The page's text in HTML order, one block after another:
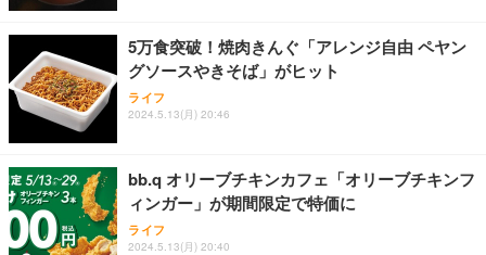
【MiniLED/24.5inch/280Hz/FHD】GRAPHT THE S
HOOTER Gaming Monitor 24” Essential ゲーミン
グモニター QD 24.5インチ 1ms FHD 量子ドット 残
【整備済み品】富士通 ESPRIMO Q558 ミニPC i5第
9世代 16GB SSD256GB Win11 Office2021 WiFi
寝ホン 睡眠用イヤホン 寝ながら 痛くない 超軽量2.8
g ASMR推薦 ワイヤレス Bluetooth6.1 柔軟性高 安
眠 仕事 ブルー
5万食突破！焼肉きんぐ「アレンジ自由 ペヤン
グソースやきそば」がヒット
ライフ
2024.5.13(月) 20:46
bb.q オリーブチキンカフェ「オリーブチキンフ
ィンガー」が期間限定で特価に
ライフ
2024.5.13(月) 20:40